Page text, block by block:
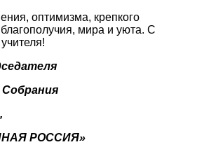
оптимизма, крепкого
мира и уюта. С
РОССИЯ»